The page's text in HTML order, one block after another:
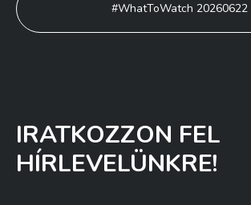
#WhatToWatch 20260622
IRATKOZZON FEL
HÍRLEVELÜNKRE!